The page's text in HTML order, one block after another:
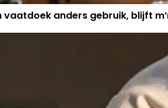
vaatdoek anders gebruik, blijft